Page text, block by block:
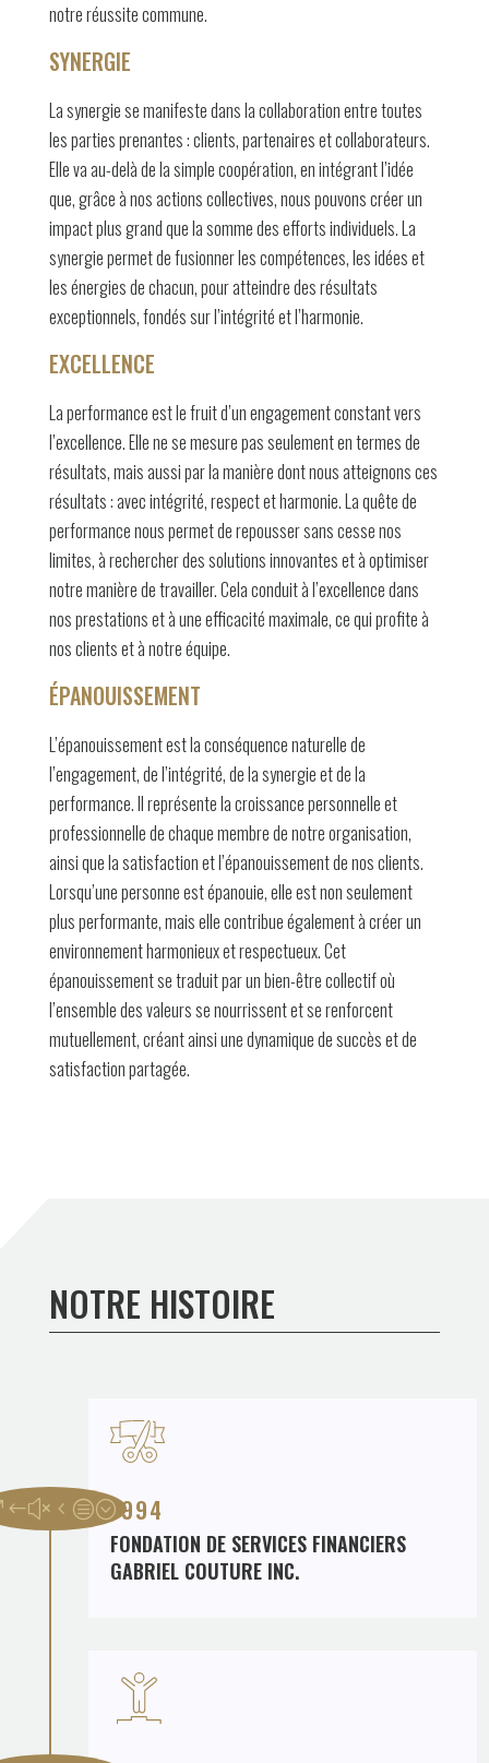
notre réussite commune.
SYNERGIE
La synergie se manifeste dans la collaboration entre toutes
les parties prenantes : clients, partenaires et collaborateurs.
Elle va au-delà de la simple coopération, en intégrant l’idée
que, grâce à nos actions collectives, nous pouvons créer un
impact plus grand que la somme des efforts individuels. La
synergie permet de fusionner les compétences, les idées et
les énergies de chacun, pour atteindre des résultats
exceptionnels, fondés sur l’intégrité et l’harmonie.
EXCELLENCE
La performance est le fruit d’un engagement constant vers
l’excellence. Elle ne se mesure pas seulement en termes de
résultats, mais aussi par la manière dont nous atteignons ces
résultats : avec intégrité, respect et harmonie. La quête de
performance nous permet de repousser sans cesse nos
limites, à rechercher des solutions innovantes et à optimiser
notre manière de travailler. Cela conduit à l’excellence dans
nos prestations et à une efficacité maximale, ce qui profite à
nos clients et à notre équipe.
ÉPANOUISSEMENT
L’épanouissement est la conséquence naturelle de
l’engagement, de l’intégrité, de la synergie et de la
performance. Il représente la croissance personnelle et
professionnelle de chaque membre de notre organisation,
ainsi que la satisfaction et l’épanouissement de nos clients.
Lorsqu’une personne est épanouie, elle est non seulement
plus performante, mais elle contribue également à créer un
environnement harmonieux et respectueux. Cet
épanouissement se traduit par un bien-être collectif où
l’ensemble des valeurs se nourrissent et se renforcent
mutuellement, créant ainsi une dynamique de succès et de
satisfaction partagée.
NOTRE HISTOIRE
1994
FONDATION DE SERVICES FINANCIERS
GABRIEL COUTURE INC.